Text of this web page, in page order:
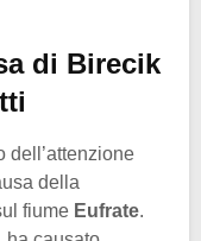
di Birecik
dell’attenzione
della
fiume Eufrate.